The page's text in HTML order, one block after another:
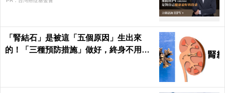
「腎結石」是被這「五個原因」生出來
的！「三種預防措施」做好，終身不用